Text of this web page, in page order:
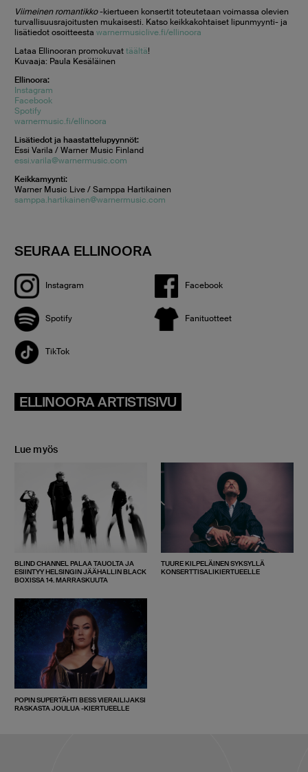
Viimeinen romantikko-kiertueen konsertit toteutetaan voimassa olevien
turvallisuusrajoitusten mukaisesti. Katso keikkakohtaiset lipunmyynti- ja
lisätiedot osoitteesta warnermusiclive.fi/ellinoora
Lataa Ellinooran promokuvattäältä!
Kuvaaja: Paula Kesäläinen
Ellinoora:
Instagram
Facebook
Spotify
warnermusic.fi/ellinoora
Lisätiedot ja haastattelupyynnöt:
Essi Varila / Warner Music Finland
essi.varila@warnermusic.com
Keikkamyynti:
Warner Music Live / Samppa Hartikainen
samppa.hartikainen@warnermusic.com
SEURAA ELLINOORA
Instagram Facebook
Spotify Fanituotteet
TikTok
ELLINOORA ARTISTISIVU
Lue myös
BLIND CHANNEL PALAA TAUOLTA JA
ESIINTYY HELSINGIN JÄÄHALLIN BLACK
BOXISSA 14. MARRASKUUTA
TUURE KILPELÄINEN SYKSYLLÄ
KONSERTTISALIKIERTUEELLE
POPIN SUPERTÄHTI BESS VIERAILIJAKSI
RASKASTA JOULUA -KIERTUEELLE